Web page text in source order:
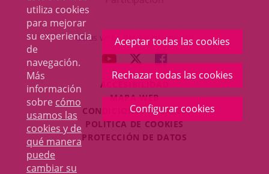
utiliza cookies
para mejorar
su experiencia
de
navegación.
Más
información
sobre cómo
usamos las
cookies y de
qué manera
puede
cambiar su
Aceptar todas las cookies
Rechazar todas las cookies
Configurar cookies
una
ventana
nueva.
externa.
Otras webs del Ayuntamiento
ENLACE
A
UNA
APLICACIÓN
EXTERNA.
ENLACE
A
UNA
APLICACIÓN
EXTERNA.
ENLACE
A
UNA
APLICACIÓN
EXTERNA.
ACCESIBILIDAD
MAPA WEB
CONDICIONES LEGALES
POLÍTICA DE COOKIES
PROTECCIÓN DE DATOS